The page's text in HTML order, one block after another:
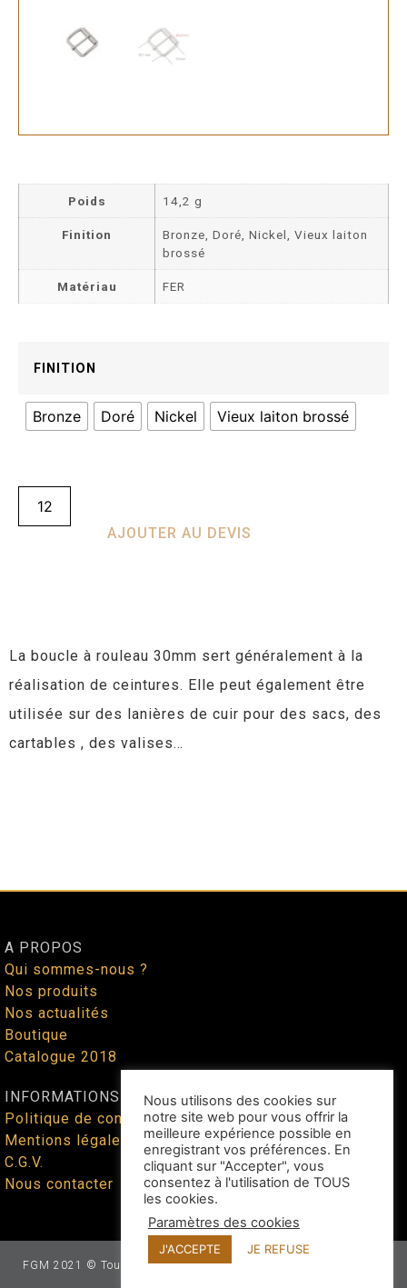
Poids 14,2 g
Finition
Bronze, Doré, Nickel, Vieux laiton
brossé
Matériau FER
FINITION
Bronze Doré Nickel Vieux laiton brossé
AJOUTER AU DEVIS
La boucle à rouleau 30mm sert généralement à la
réalisation de ceintures. Elle peut également être
utilisée sur des lanières de cuir pour des sacs, des
cartables , des valises…
A PROPOS
Qui sommes-nous ?
Nos produits
Nos actualités
Boutique
Catalogue 2018
INFORMATIONS
Politique de confidentialité
Mentions légales
C.G.V.
Nous contacter
FGM 2021 © Tous droits réservés - Site web façonné par
Nous utilisons des cookies sur
notre site web pour vous offrir la
meilleure expérience possible en
enregistrant vos préférences. En
cliquant sur "Accepter", vous
consentez à l'utilisation de TOUS
les cookies.
Paramètres des cookies
J'ACCEPTE JE REFUSE